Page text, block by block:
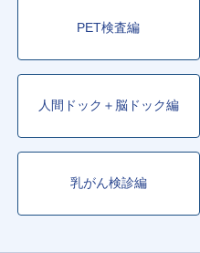
PET検査編
人間ドック＋脳ドック編
乳がん検診編